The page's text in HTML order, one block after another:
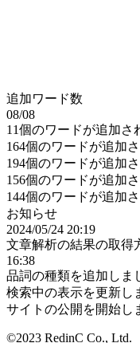
追加ワード数
08/08
11個のワードが追加さ
164個のワードが追加さ
194個のワードが追加さ
156個のワードが追加さ
144個のワードが追加さ
お知らせ
2024/05/24 20:19
文章解析の結果の取得
16:38
品詞の種類を追加しま
検索中の表示を更新し
サイトの公開を開始し
©2023 RedinC Co., Ltd.